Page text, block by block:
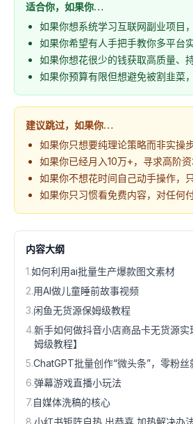
适合你，如果你…
如果你想系统学习互联网副业项目
如果你希望有人手把手教你多平台
如果你想花很少的钱获取高质量、
如果你预算有限但想避免被割韭菜
建议跳过，如果你…
如果你只想要纯理论策略而非实操
如果你已经月入10万+，寻求高阶
如果你不想花时间自己动手操作，
如果你只习惯看免费内容，对任何
内容大纲
1.如何利用ai批量生产爆款图文素材
2.用AI做儿童睡前故事视频
3.闲鱼无货源保姆级教程
4.新手如何做抖音小店商品卡无货源
姆级教程】
5.ChatGPT批量创作“微头条”，零粉丝
6.弹幕游戏直播小玩法
7.自媒体洗稿的核心
8 小红书矩阵自热 出恭喜 加热解决办